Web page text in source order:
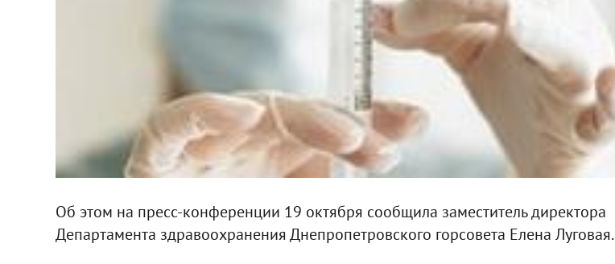
Об этом на пресс-конференции 19 октября сообщила заместитель директора
Департамента здравоохранения Днепропетровского горсовета Елена Луговая.